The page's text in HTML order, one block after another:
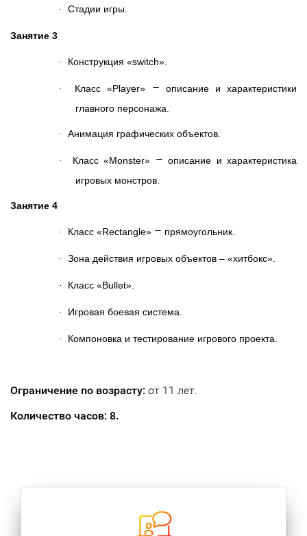
· Стадии игры.
Занятие 3
· Конструкция «switch».
· Класс «Player» – описание и характеристики
главного персонажа.
· Анимация графических объектов.
· Класс «Monster» – описание и характеристика
игровых монстров.
Занятие 4
· Класс «Rectangle» – прямоугольник.
· Зона действия игровых объектов – «хитбокс».
· Класс «Bullet».
· Игровая боевая система.
· Компоновка и тестирование игрового проекта.
Ограничение по возрасту: от 11 лет.
Количество часов: 8.